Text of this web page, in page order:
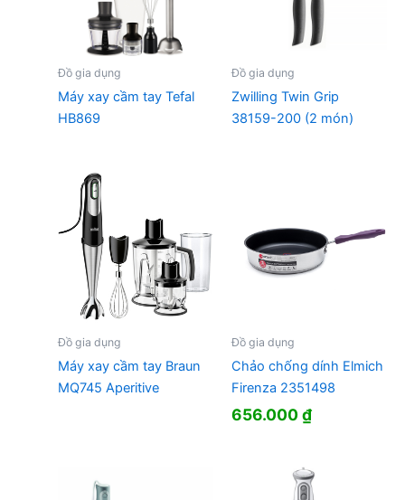
Đồ gia dụng
Máy xay cầm tay Tefal
HB869
Đồ gia dụng
Zwilling Twin Grip
38159-200 (2 món)
Đồ gia dụng
Máy xay cầm tay Braun
MQ745 Aperitive
Đồ gia dụng
Chảo chống dính Elmich
Firenza 2351498
656.000₫